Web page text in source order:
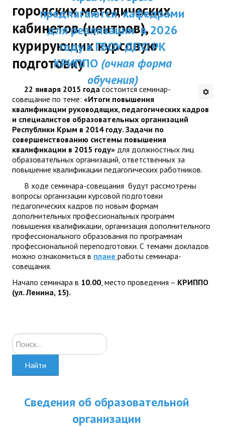
ДПО
Профессиональная переподготовка
Повышение квалификации
ДПП ПК:
Актуальное
предлагаются кафедрами
для реализации в 2026
году в ГБОУ ДПО РК
КРИППО (очная форма
обучения)
городских методических
кабинетов (центров),
курирующих курсовую
подготовку
22 января 2015 годасостоится семинар-
совещание по теме: «Итоги повышения
квалификации руководящих, педагогических кадров
и специалистов образовательных организаций
Республики Крым в 2014 году. Задачи по
совершенствованию системы повышения
квалификации в 2015 году» для должностных лиц
образовательных организаций, ответственных за
повышение квалификации педагогических работников.
В ходе семинара-совещания будут рассмотрены
вопросы организации курсовой подготовки
педагогических кадров по новым формам
дополнительных профессиональных программ
повышения квалификации, организация дополнительного
профессионального образования по программам
профессиональной переподготовки. С темами докладов
можно ознакомиться в плане работы семинара-
совещания.
Начало семинара в 10.00, место проведения – КРИППО
(ул. Ленина, 15).
Искать...
Найти
Сведения об образовательной
организации